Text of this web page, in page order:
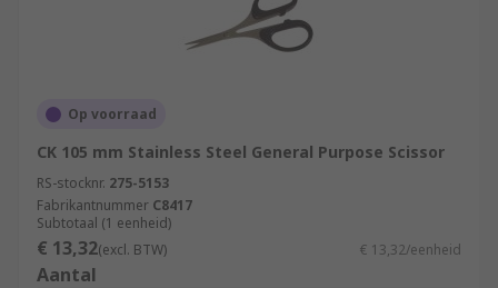
Op voorraad
CK 105 mm Stainless Steel General Purpose Scissor
RS-stocknr. 275-5153
Fabrikantnummer C8417
Subtotaal (1 eenheid)
€ 13,32(excl. BTW) € 13,32/eenheid
Aantal